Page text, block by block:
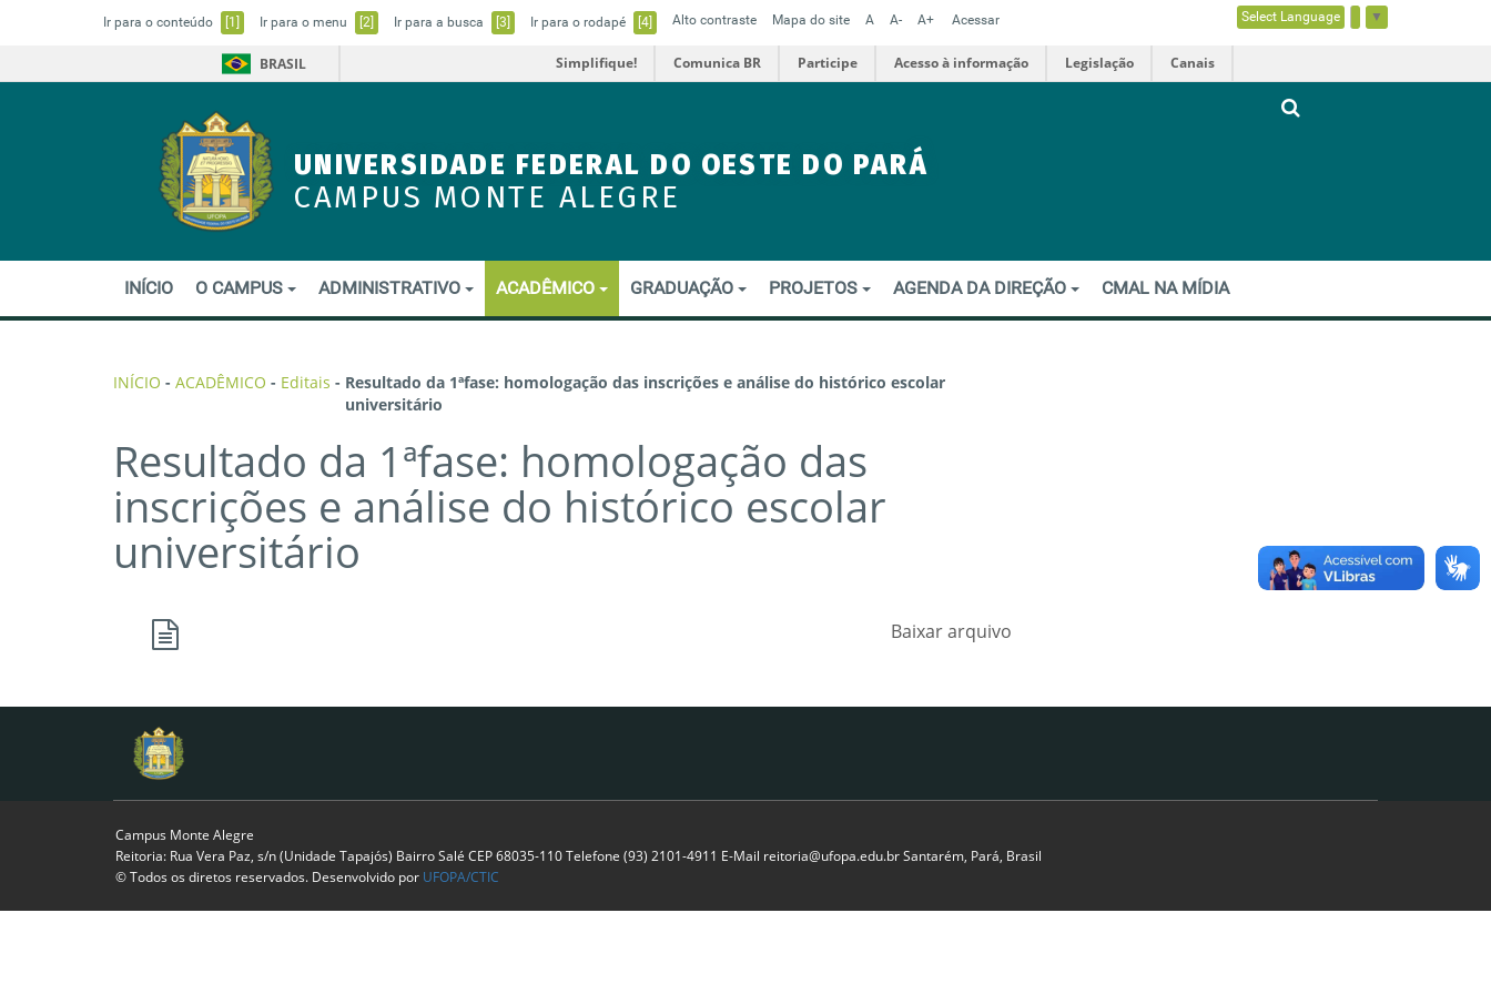
Ir para o conteúdo [1] Ir para o menu [2] Ir para a busca [3] Ir para o rodapé [4] Alto contraste Mapa do site A A- A+ Acessar Select Language ▼
BRASIL Simplifique! Comunica BR Participe Acesso à informação Legislação Canais
UNIVERSIDADE FEDERAL DO OESTE DO PARÁ
CAMPUS MONTE ALEGRE
INÍCIO O CAMPUS ADMINISTRATIVO ACADÊMICO GRADUAÇÃO PROJETOS AGENDA DA DIREÇÃO CMAL NA MÍDIA
INÍCIO - ACADÊMICO - Editais - Resultado da 1ªfase: homologação das inscrições e análise do histórico escolar
universitário
Resultado da 1ªfase: homologação das
inscrições e análise do histórico escolar
universitário
Baixar arquivo
Campus Monte Alegre
Reitoria: Rua Vera Paz, s/n (Unidade Tapajós) Bairro Salé CEP 68035-110 Telefone (93) 2101-4911 E-Mail reitoria@ufopa.edu.br Santarém, Pará, Brasil
© Todos os diretos reservados. Desenvolvido por UFOPA/CTIC